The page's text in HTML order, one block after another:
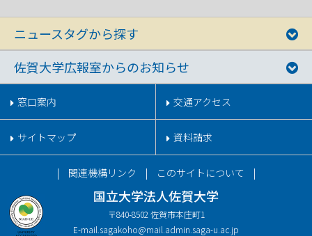
ニュースタグから探す
佐賀大学広報室からのお知らせ
窓口案内 交通アクセス
サイトマップ 資料請求
国立大学法人佐賀大学
〒840-8502 佐賀市本庄町1
E-mail. sagakoho@mail.admin.saga-u.ac.jp
関連機構リンク このサイトについて